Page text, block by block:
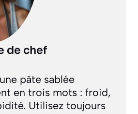
de chef
pâte sablée
en trois mots : froid,
Utilisez toujours